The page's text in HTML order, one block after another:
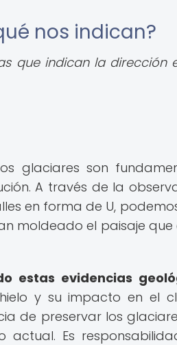
nos indican?
que indican la dirección
glaciares son
A través de la
en forma de U,
moldeado el paisaje
estas evidencias
y su impacto en el
de preservar los
Es